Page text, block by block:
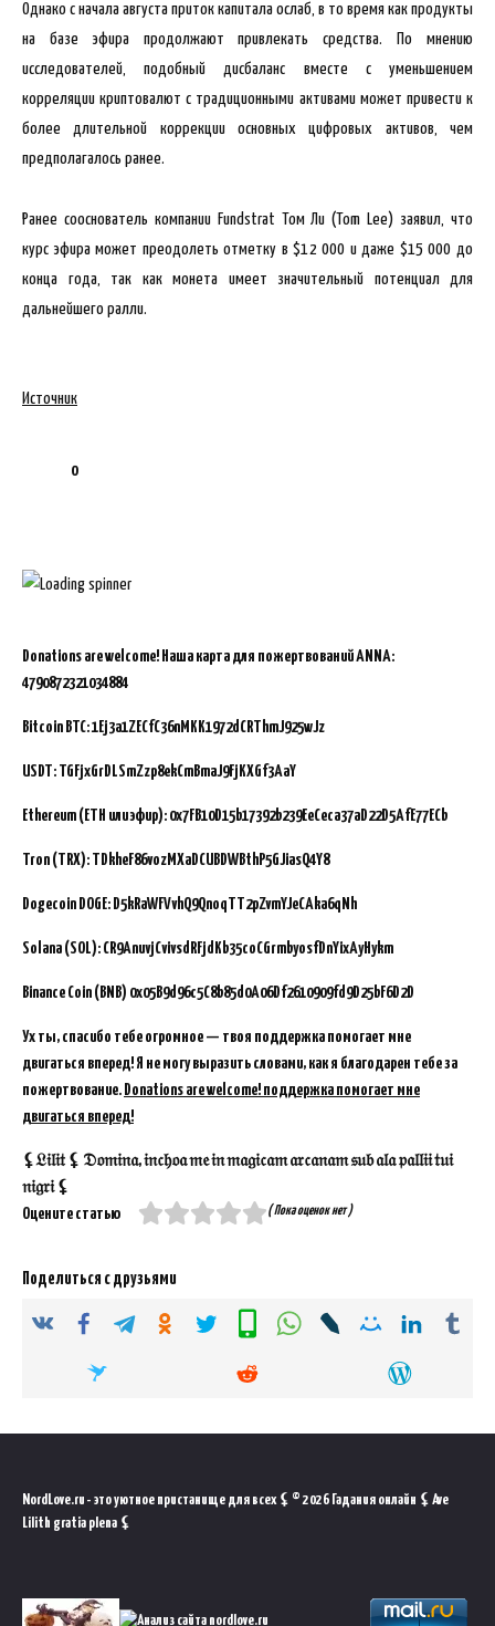
Однако с начала августа приток капитала ослаб, в то время как продукты
на базе эфира продолжают привлекать средства. По мнению
исследователей, подобный дисбаланс вместе с уменьшением
корреляции криптовалют с традиционными активами может привести к
более длительной коррекции основных цифровых активов, чем
предполагалось ранее.
Ранее сооснователь компании Fundstrat Том Ли (Tom Lee) заявил, что
курс эфира может преодолеть отметку в $12 000 и даже $15 000 до
конца года, так как монета имеет значительный потенциал для
дальнейшего ралли.
Источник
0
Donations are welcome! Наша карта для пожертвований ANNA:
4790872321034884
Bitcoin BTC:1Ej3a1ZECfC36nMKK1972dCRThmJ925wJz
USDT: TGFjxGrDLSmZzp8ekCmBmaJ9FjKXGf3AaY
Ethereum (ETH или эфир): 0x7FB10D15b17392b239EeCeca37aD22D5AfE77ECb
Tron (TRX): TDkheF86vozMXaDCUBDWBthP5GJiasQ4Y8
Dogecoin DOGE: D5kRaWFVvhQ9QnoqTT2pZvmYJeCAka6qNh
Solana (SOL): CR9AnuvjCvivsdRFjdKb35coCGrmbyosfDnYixAyHykm
Binance Coin (BNB) 0x05B9d96c5C8b85d0A06Df2610909fd9D25bF6D2D
Ух ты, спасибо тебе огромное — твоя поддержка помогает мне
двигаться вперед! Я не могу выразить словами, как я благодарен тебе за
пожертвование. Donations are welcome! поддержка помогает мне
двигаться вперед!
⚸𝔏𝔦𝔩𝔦𝔱 ⚸ 𝔇𝔬𝔪𝔦𝔫𝔞, 𝔦𝔫𝔠𝔥𝔬𝔞 𝔪𝔢 𝔦𝔫 𝔪𝔞𝔤𝔦𝔠𝔞𝔪 𝔞𝔯𝔠𝔞𝔫𝔞𝔪 𝔰𝔲𝔟 𝔞𝔩𝔞 𝔭𝔞𝔩𝔩𝔦𝔦 𝔱𝔲𝔦
𝔫𝔦𝔤𝔯𝔦 ⚸
Оцените статью
( Пока оценок нет )
Поделиться с друзьями
NordLove.ru - это уютное пристанище для всех ⚸ © 2026 Гадания онлайн ⚸ Ave
Lilith gratia plena ⚸